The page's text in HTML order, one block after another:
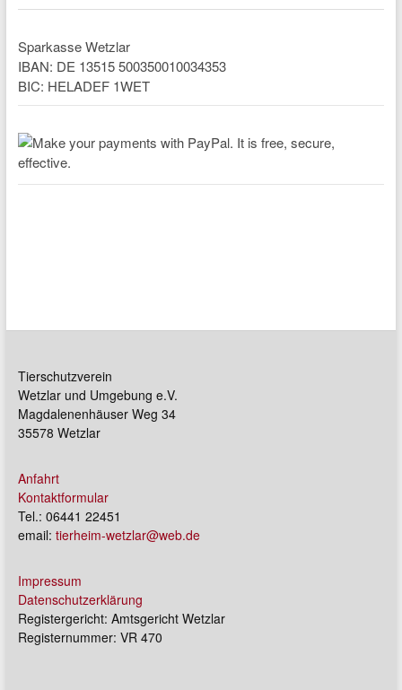
Sparkasse Wetzlar
IBAN: DE 13515 500350010034353
BIC: HELADEF 1WET
Tierschutzverein
Wetzlar und Umgebung e.V.
Magdalenenhäuser Weg 34
35578 Wetzlar
Anfahrt
Kontaktformular
Tel.: 06441 22451
email: tierheim-wetzlar@web.de
Impressum
Datenschutzerklärung
Registergericht: Amtsgericht Wetzlar
Registernummer: VR 470